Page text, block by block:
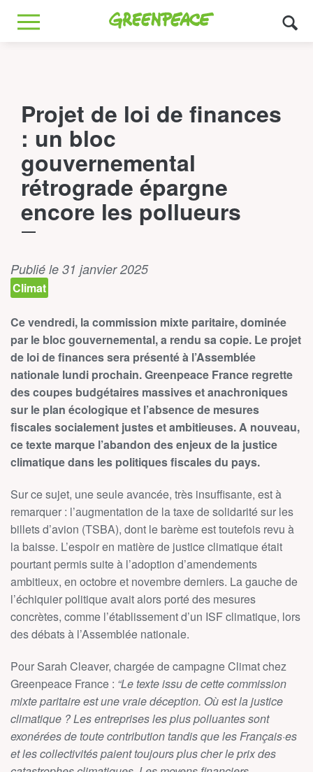
Greenpeace
MENU
Projet de loi de finances
: un bloc
gouvernemental
rétrograde épargne
encore les pollueurs
Publié le 31 janvier 2025
Climat
Ce vendredi, la commission mixte paritaire, dominée
par le bloc gouvernemental, a rendu sa copie. Le projet
de loi de finances sera présenté à l’Assemblée
nationale lundi prochain. Greenpeace France regrette
des coupes budgétaires massives et anachroniques
sur le plan écologique et l’absence de mesures
fiscales socialement justes et ambitieuses.A nouveau,
ce texte marque l’abandon des enjeux de la justice
climatique dans les politiques fiscales du pays.
Sur ce sujet, une seule avancée, très insuffisante, est à
remarquer : l’augmentation de la taxe de solidarité sur les
billets d’avion (TSBA), dont le barème est toutefois revu à
la baisse. L’espoir en matière de justice climatique était
pourtant permis suite à l’adoption d’amendements
ambitieux, en octobre et novembre derniers. La gauche de
l’échiquier politique avait alors porté des mesures
concrètes, comme l’établissement d’un ISF climatique, lors
des débats à l’Assemblée nationale.
Pour Sarah Cleaver, chargée de campagne Climat chez
Greenpeace France : “Le texte issu de cette commission
mixte paritaire est une vraie déception. Où est la justice
climatique ? Les entreprises les plus polluantes sont
exonérées de toute contribution tandis que les Français·es
et les collectivités paient toujours plus cher le prix des